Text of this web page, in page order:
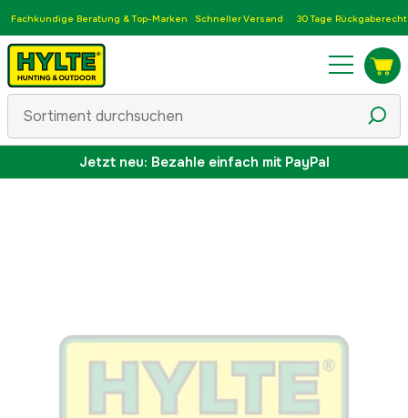
Fachkundige Beratung & Top-Marken Schneller Versand 30 Tage Rückgaberecht
Jetzt neu: Bezahle einfach mit PayPal